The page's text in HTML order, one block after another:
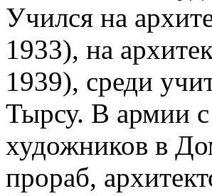
Учился на
1933), на
1939), среди
Тырсу. В армии
художников в
прораб,